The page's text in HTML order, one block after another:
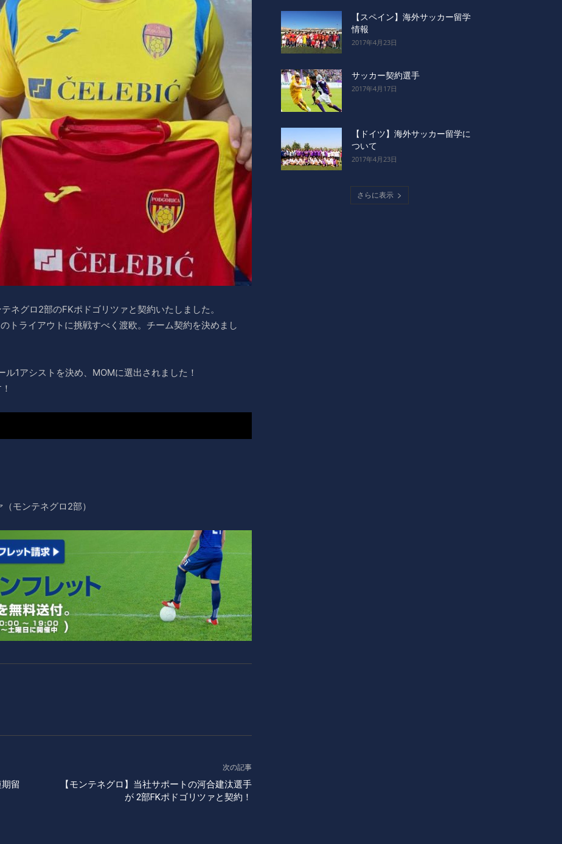
ネグロ2部のFKポドゴリツァと契約いたしました。
トライアウトに挑戦すべく渡欧。チーム契約を決めまし
1アシストを決め、MOMに選出されました！
モンテネグロ2部）
留
次の記事
【モンテネグロ】当社サポートの河合建汰選手
が 2部FKポドゴリツァと契約！
【スペイン】海外サッカー留学
情報
2017年4月23日
サッカー契約選手
2017年4月17日
【ドイツ】海外サッカー留学に
ついて
2017年4月23日
さらに表示